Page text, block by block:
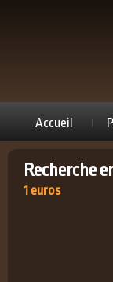
Accueil
Recherche
1 euros